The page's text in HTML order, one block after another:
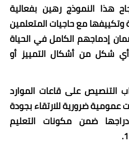
هذا النموذج رهين بفعالية
وتكييفها مع حاجيات المتعلمين
إدماجهم الكامل في الحياة
أي شكل من أشكال التمييز أو
التنصيص على قاعات الموارد
عمومية ضرورية للارتقاء بجودة
ضمن مكونات التعليم